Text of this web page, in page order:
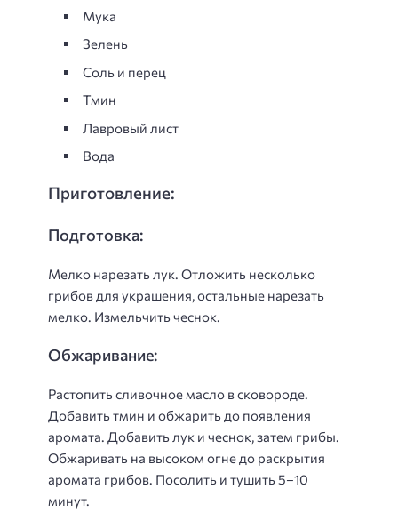
Мука
Зелень
Соль и перец
Тмин
Лавровый лист
Вода
Приготовление:
Подготовка:
Мелко нарезать лук. Отложить несколько
грибов для украшения, остальные нарезать
мелко. Измельчить чеснок.
Обжаривание:
Растопить сливочное масло в сковороде.
Добавить тмин и обжарить до появления
аромата. Добавить лук и чеснок, затем грибы.
Обжаривать на высоком огне до раскрытия
аромата грибов. Посолить и тушить 5–10
минут.